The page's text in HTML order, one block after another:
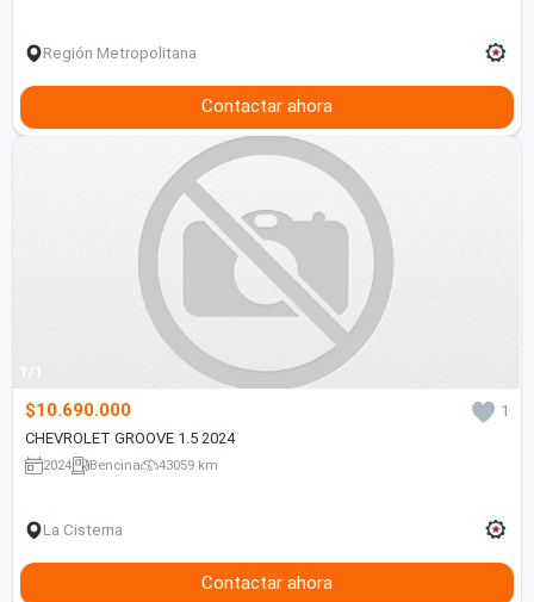
Región Metropolitana
Contactar ahora
1/1
$10.690.000
1
CHEVROLET GROOVE 1.5 2024
2024 Bencina 43059 km
La Cisterna
Contactar ahora